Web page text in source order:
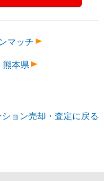
マッチ
熊本県
ョン売却・査定に戻る